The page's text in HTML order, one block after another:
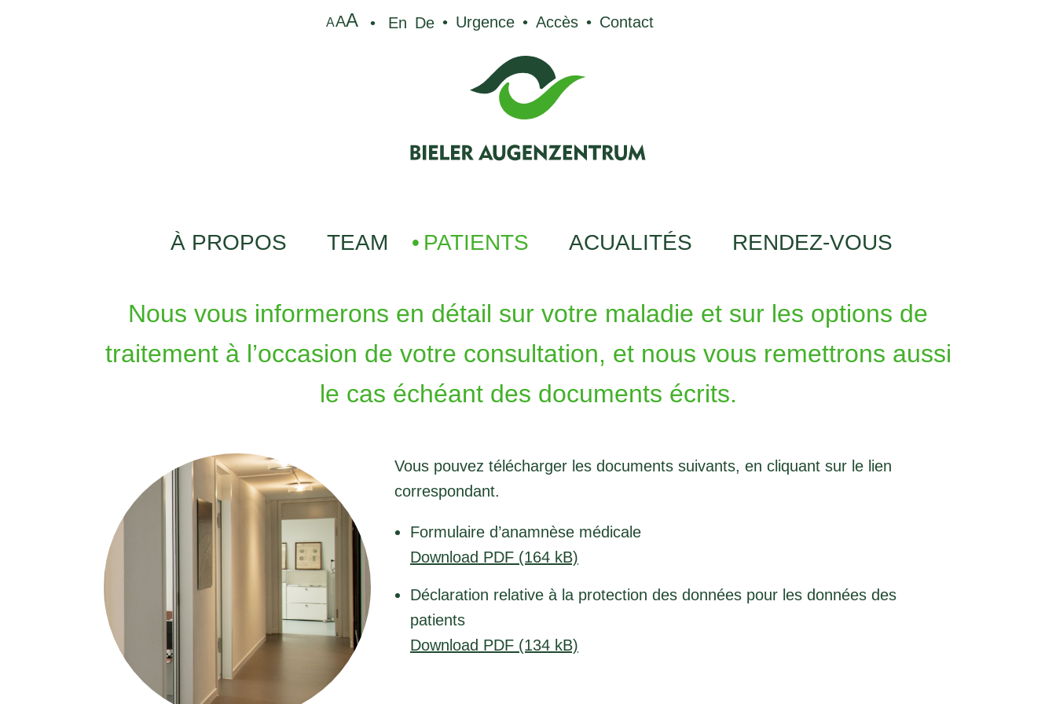
AAA En De Urgence Accès Contact
À PROPOS TEAM PATIENTS ACUALITÉS RENDEZ-VOUS
Nous vous informerons en détail sur votre maladie et sur les options de
traitement à l’occasion de votre consultation, et nous vous remettrons aussi
le cas échéant des documents écrits.
Vous pouvez télécharger les documents suivants, en cliquant sur le lien
correspondant.
Formulaire d’anamnèse médicale
Download PDF (164 kB)
Déclaration relative à la protection des données pour les données des
patients
Download PDF (134 kB)